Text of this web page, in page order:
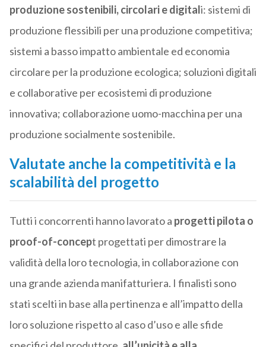
produzione sostenibili, circolari e digitali: sistemi di
produzione flessibili per una produzione competitiva;
sistemi a basso impatto ambientale ed economia
circolare per la produzione ecologica; soluzioni digitali
e collaborative per ecosistemi di produzione
innovativa; collaborazione uomo-macchina per una
produzione socialmente sostenibile.
Valutate anche la competitività e la
scalabilità del progetto
Tutti i concorrenti hanno lavorato a progetti pilota o
proof-of-concept progettati per dimostrare la
validità della loro tecnologia, in collaborazione con
una grande azienda manifatturiera. I finalisti sono
stati scelti in base alla pertinenza e all’impatto della
loro soluzione rispetto al caso d’uso e alle sfide